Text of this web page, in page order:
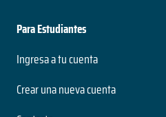
Para Estudiantes
Ingresa a tu cuenta
Crear una nueva cuenta